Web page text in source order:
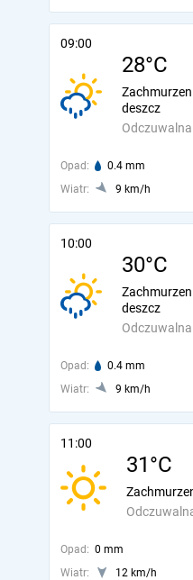
09:00
28°C
Odczuwalna
deszcz
Opad: 0.4 mm
Wiatr:
9 km/h
10:00
30°C
Odczuwalna
deszcz
Opad: 0.4 mm
Wiatr:
9 km/h
11:00
31°C
Opad: 0 mm
Wiatr:
12 km/h